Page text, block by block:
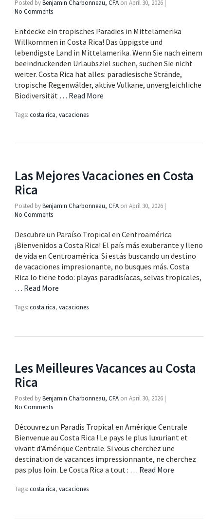
Posted byBenjamin Charbonneau, CFA on April 30, 2026
No Comments
Entdecke ein tropisches Paradies in Mittelamerika
Willkommen in Costa Rica! Das üppigste und
lebendigste Land in Mittelamerika. Wenn Sie nach einem
beeindruckenden Urlaubsziel suchen, suchen Sie nicht
weiter. Costa Rica hat alles: paradiesische Strände,
tropische Regenwälder, aktive Vulkane, unvergleichliche
Biodiversität … Read More
Tags: costa rica, vacaciones
Las Mejores Vacaciones en Costa
Rica
Posted byBenjamin Charbonneau, CFA on April 30, 2026 |
No Comments
Descubre un Paraíso Tropical en Centroamérica
¡Bienvenidos a Costa Rica! El país más exuberante y lleno
de vida en Centroamérica. Si estás buscando un destino
de vacaciones impresionante, no busques más. Costa
Rica lo tiene todo: playas paradisíacas, selvas tropicales,
… Read More
Tags: costa rica, vacaciones
Les Meilleures Vacances au Costa
Rica
Posted byBenjamin Charbonneau, CFA on April 30, 2026 |
No Comments
Découvrez un Paradis Tropical en Amérique Centrale
Bienvenue au Costa Rica ! Le pays le plus luxuriant et
vivant d’Amérique Centrale. Si vous cherchez une
destination de vacances impressionnante, ne cherchez
pas plus loin. Le Costa Rica a tout : … Read More
Tags: costa rica, vacaciones